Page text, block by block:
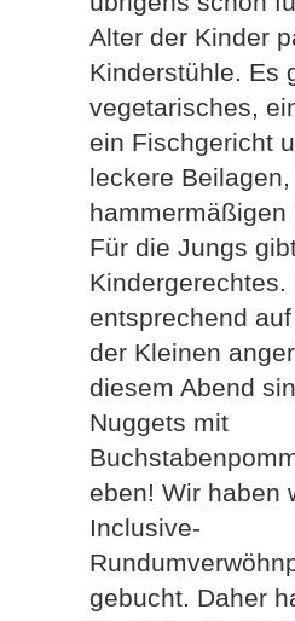
Alter der Kinder
Kinderstühle. Es
vegetarisches,
ein Fischgericht
leckere
hammermäßigen
Für die Jungs
Kindergerechtes.
entsprechend
der Kleinen
diesem Abend
Nuggets mit
eben! Wir haben
Inclusive-
gebucht. Daher